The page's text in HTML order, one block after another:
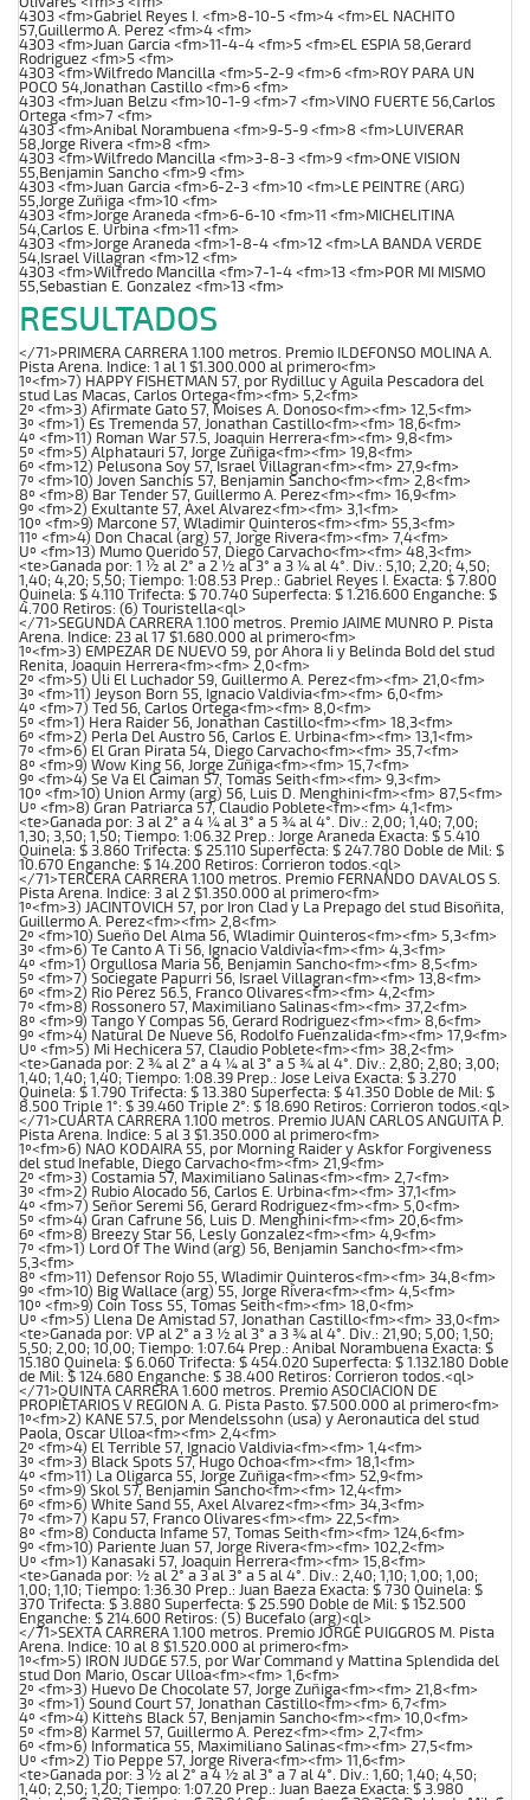
4303 <fm>Gabriel Reyes I. <fm>8-10-5 <fm>4 <fm>EL NACHITO
57,Guillermo A. Perez <fm>4 <fm>
4303 <fm>Juan Garcia <fm>11-4-4 <fm>5 <fm>EL ESPIA 58,Gerard
Rodriguez <fm>5 <fm>
4303 <fm>Wilfredo Mancilla <fm>5-2-9 <fm>6 <fm>ROY PARA UN
POCO 54,Jonathan Castillo <fm>6 <fm>
4303 <fm>Juan Belzu <fm>10-1-9 <fm>7 <fm>VINO FUERTE 56,Carlos
Ortega <fm>7 <fm>
4303 <fm>Anibal Norambuena <fm>9-5-9 <fm>8 <fm>LUIVERAR
58,Jorge Rivera <fm>8 <fm>
4303 <fm>Wilfredo Mancilla <fm>3-8-3 <fm>9 <fm>ONE VISION
55,Benjamin Sancho <fm>9 <fm>
4303 <fm>Juan Garcia <fm>6-2-3 <fm>10 <fm>LE PEINTRE (ARG)
55,Jorge Zuñiga <fm>10 <fm>
4303 <fm>Jorge Araneda <fm>6-6-10 <fm>11 <fm>MICHELITINA
54,Carlos E. Urbina <fm>11 <fm>
4303 <fm>Jorge Araneda <fm>1-8-4 <fm>12 <fm>LA BANDA VERDE
54,Israel Villagran <fm>12 <fm>
4303 <fm>Wilfredo Mancilla <fm>7-1-4 <fm>13 <fm>POR MI MISMO
55,Sebastian E. Gonzalez <fm>13 <fm>
RESULTADOS
</71>PRIMERA CARRERA 1.100 metros. Premio ILDEFONSO MOLINA A.
Pista Arena. Indice: 1 al 1 $1.300.000 al primero<fm>
1º<fm>7) HAPPY FISHETMAN 57, por Rydilluc y Aguila Pescadora del
stud Las Macas, Carlos Ortega<fm><fm> 5,2<fm>
2º <fm>3) Afirmate Gato 57, Moises A. Donoso<fm><fm> 12,5<fm>
3º <fm>1) Es Tremenda 57, Jonathan Castillo<fm><fm> 18,6<fm>
4º <fm>11) Roman War 57.5, Joaquin Herrera<fm><fm> 9,8<fm>
5º <fm>5) Alphatauri 57, Jorge Zuñiga<fm><fm> 19,8<fm>
6º <fm>12) Pelusona Soy 57, Israel Villagran<fm><fm> 27,9<fm>
7º <fm>10) Joven Sanchis 57, Benjamin Sancho<fm><fm> 2,8<fm>
8º <fm>8) Bar Tender 57, Guillermo A. Perez<fm><fm> 16,9<fm>
9º <fm>2) Exultante 57, Axel Alvarez<fm><fm> 3,1<fm>
10º <fm>9) Marcone 57, Wladimir Quinteros<fm><fm> 55,3<fm>
11º <fm>4) Don Chacal (arg) 57, Jorge Rivera<fm><fm> 7,4<fm>
Uº <fm>13) Mumo Querido 57, Diego Carvacho<fm><fm> 48,3<fm>
<te>Ganada por: 1 ½ al 2° a 2 ½ al 3° a 3 ¼ al 4°. Div.: 5,10; 2,20; 4,50;
1,40; 4,20; 5,50; Tiempo: 1:08.53 Prep.: Gabriel Reyes I. Exacta: $ 7.800
Quinela: $ 4.110 Trifecta: $ 70.740 Superfecta: $ 1.216.600 Enganche: $
4.700 Retiros: (6) Touristella<ql>
</71>SEGUNDA CARRERA 1.100 metros. Premio JAIME MUNRO P. Pista
Arena. Indice: 23 al 17 $1.680.000 al primero<fm>
1º<fm>3) EMPEZAR DE NUEVO 59, por Ahora Ii y Belinda Bold del stud
Renita, Joaquin Herrera<fm><fm> 2,0<fm>
2º <fm>5) Uli El Luchador 59, Guillermo A. Perez<fm><fm> 21,0<fm>
3º <fm>11) Jeyson Born 55, Ignacio Valdivia<fm><fm> 6,0<fm>
4º <fm>7) Ted 56, Carlos Ortega<fm><fm> 8,0<fm>
5º <fm>1) Hera Raider 56, Jonathan Castillo<fm><fm> 18,3<fm>
6º <fm>2) Perla Del Austro 56, Carlos E. Urbina<fm><fm> 13,1<fm>
7º <fm>6) El Gran Pirata 54, Diego Carvacho<fm><fm> 35,7<fm>
8º <fm>9) Wow King 56, Jorge Zuñiga<fm><fm> 15,7<fm>
9º <fm>4) Se Va El Caiman 57, Tomas Seith<fm><fm> 9,3<fm>
10º <fm>10) Union Army (arg) 56, Luis D. Menghini<fm><fm> 87,5<fm>
Uº <fm>8) Gran Patriarca 57, Claudio Poblete<fm><fm> 4,1<fm>
<te>Ganada por: 3 al 2° a 4 ¼ al 3° a 5 ¾ al 4°. Div.: 2,00; 1,40; 7,00;
1,30; 3,50; 1,50; Tiempo: 1:06.32 Prep.: Jorge Araneda Exacta: $ 5.410
Quinela: $ 3.860 Trifecta: $ 25.110 Superfecta: $ 247.780 Doble de Mil: $
10.670 Enganche: $ 14.200 Retiros: Corrieron todos.<ql>
</71>TERCERA CARRERA 1.100 metros. Premio FERNANDO DAVALOS S.
Pista Arena. Indice: 3 al 2 $1.350.000 al primero<fm>
1º<fm>3) JACINTOVICH 57, por Iron Clad y La Prepago del stud Bisoñita,
Guillermo A. Perez<fm><fm> 2,8<fm>
2º <fm>10) Sueño Del Alma 56, Wladimir Quinteros<fm><fm> 5,3<fm>
3º <fm>6) Te Canto A Ti 56, Ignacio Valdivia<fm><fm> 4,3<fm>
4º <fm>1) Orgullosa Maria 56, Benjamin Sancho<fm><fm> 8,5<fm>
5º <fm>7) Sociegate Papurri 56, Israel Villagran<fm><fm> 13,8<fm>
6º <fm>2) Rio Perez 56.5, Franco Olivares<fm><fm> 4,2<fm>
7º <fm>8) Rossonero 57, Maximiliano Salinas<fm><fm> 37,2<fm>
8º <fm>9) Tango Y Compas 56, Gerard Rodriguez<fm><fm> 8,6<fm>
9º <fm>4) Natural De Nueve 56, Rodolfo Fuenzalida<fm><fm> 17,9<fm>
Uº <fm>5) Mi Hechicera 57, Claudio Poblete<fm><fm> 38,2<fm>
<te>Ganada por: 2 ¾ al 2° a 4 ¼ al 3° a 5 ¾ al 4°. Div.: 2,80; 2,80; 3,00;
1,40; 1,40; 1,40; Tiempo: 1:08.39 Prep.: Jose Leiva Exacta: $ 3.270
Quinela: $ 1.790 Trifecta: $ 13.380 Superfecta: $ 41.350 Doble de Mil: $
8.500 Triple 1°: $ 39.460 Triple 2°: $ 18.690 Retiros: Corrieron todos.<ql>
</71>CUARTA CARRERA 1.100 metros. Premio JUAN CARLOS ANGUITA P.
Pista Arena. Indice: 5 al 3 $1.350.000 al primero<fm>
1º<fm>6) NAO KODAIRA 55, por Morning Raider y Askfor Forgiveness
del stud Inefable, Diego Carvacho<fm><fm> 21,9<fm>
2º <fm>3) Costamia 57, Maximiliano Salinas<fm><fm> 2,7<fm>
3º <fm>2) Rubio Alocado 56, Carlos E. Urbina<fm><fm> 37,1<fm>
4º <fm>7) Señor Seremi 56, Gerard Rodriguez<fm><fm> 5,0<fm>
5º <fm>4) Gran Cafrune 56, Luis D. Menghini<fm><fm> 20,6<fm>
6º <fm>8) Breezy Star 56, Lesly Gonzalez<fm><fm> 4,9<fm>
7º <fm>1) Lord Of The Wind (arg) 56, Benjamin Sancho<fm><fm>
5,3<fm>
8º <fm>11) Defensor Rojo 55, Wladimir Quinteros<fm><fm> 34,8<fm>
9º <fm>10) Big Wallace (arg) 55, Jorge Rivera<fm><fm> 4,5<fm>
10º <fm>9) Coin Toss 55, Tomas Seith<fm><fm> 18,0<fm>
Uº <fm>5) Llena De Amistad 57, Jonathan Castillo<fm><fm> 33,0<fm>
<te>Ganada por: VP al 2° a 3 ½ al 3° a 3 ¾ al 4°. Div.: 21,90; 5,00; 1,50;
5,50; 2,00; 10,00; Tiempo: 1:07.64 Prep.: Anibal Norambuena Exacta: $
15.180 Quinela: $ 6.060 Trifecta: $ 454.020 Superfecta: $ 1.132.180 Doble
de Mil: $ 124.680 Enganche: $ 38.400 Retiros: Corrieron todos.<ql>
</71>QUINTA CARRERA 1.600 metros. Premio ASOCIACION DE
PROPIETARIOS V REGION A. G. Pista Pasto. $7.500.000 al primero<fm>
1º<fm>2) KANE 57.5, por Mendelssohn (usa) y Aeronautica del stud
Paola, Oscar Ulloa<fm><fm> 2,4<fm>
2º <fm>4) El Terrible 57, Ignacio Valdivia<fm><fm> 1,4<fm>
3º <fm>3) Black Spots 57, Hugo Ochoa<fm><fm> 18,1<fm>
4º <fm>11) La Oligarca 55, Jorge Zuñiga<fm><fm> 52,9<fm>
5º <fm>9) Skol 57, Benjamin Sancho<fm><fm> 12,4<fm>
6º <fm>6) White Sand 55, Axel Alvarez<fm><fm> 34,3<fm>
7º <fm>7) Kapu 57, Franco Olivares<fm><fm> 22,5<fm>
8º <fm>8) Conducta Infame 57, Tomas Seith<fm><fm> 124,6<fm>
9º <fm>10) Pariente Juan 57, Jorge Rivera<fm><fm> 102,2<fm>
Uº <fm>1) Kanasaki 57, Joaquin Herrera<fm><fm> 15,8<fm>
<te>Ganada por: ½ al 2° a 3 al 3° a 5 al 4°. Div.: 2,40; 1,10; 1,00; 1,00;
1,00; 1,10; Tiempo: 1:36.30 Prep.: Juan Baeza Exacta: $ 730 Quinela: $
370 Trifecta: $ 3.880 Superfecta: $ 25.590 Doble de Mil: $ 152.500
Enganche: $ 214.600 Retiros: (5) Bucefalo (arg)<ql>
</71>SEXTA CARRERA 1.100 metros. Premio JORGE PUIGGROS M. Pista
Arena. Indice: 10 al 8 $1.520.000 al primero<fm>
1º<fm>5) IRON JUDGE 57.5, por War Command y Mattina Splendida del
stud Don Mario, Oscar Ulloa<fm><fm> 1,6<fm>
2º <fm>3) Huevo De Chocolate 57, Jorge Zuñiga<fm><fm> 21,8<fm>
3º <fm>1) Sound Court 57, Jonathan Castillo<fm><fm> 6,7<fm>
4º <fm>4) Kitten`s Black 57, Benjamin Sancho<fm><fm> 10,0<fm>
5º <fm>8) Karmel 57, Guillermo A. Perez<fm><fm> 2,7<fm>
6º <fm>6) Informatica 55, Maximiliano Salinas<fm><fm> 27,5<fm>
Uº <fm>2) Tio Peppe 57, Jorge Rivera<fm><fm> 11,6<fm>
<te>Ganada por: 3 ½ al 2° a 4 ½ al 3° a 7 al 4°. Div.: 1,60; 1,40; 4,50;
1,40; 2,50; 1,20; Tiempo: 1:07.20 Prep.: Juan Baeza Exacta: $ 3.980